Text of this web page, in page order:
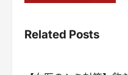
Related Posts